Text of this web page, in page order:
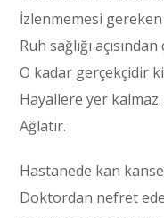
İzlenmemesi
Ruh sağlığı açısından
O kadar gerçekçidir ki
Hayallere yer kalmaz.
Ağlatır.
Hastanede kan
Doktordan nefret